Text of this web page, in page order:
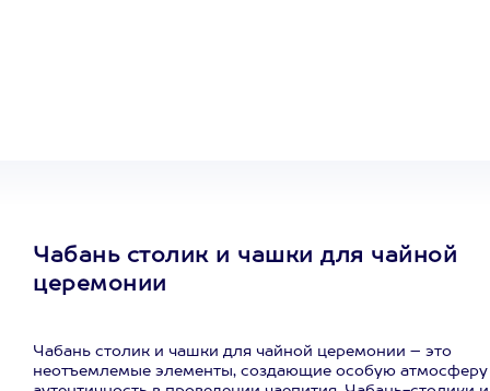
Чабань столик и чашки для чайной
церемонии
Чабань столик и чашки для чайной церемонии – это
неотъемлемые элементы, создающие особую атмосферу